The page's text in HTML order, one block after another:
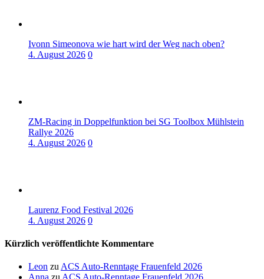
Ivonn Simeonova wie hart wird der Weg nach oben?
4. August 2026 0
ZM-Racing in Doppelfunktion bei SG Toolbox Mühlstein
Rallye 2026
4. August 2026 0
Laurenz Food Festival 2026
4. August 2026 0
Kürzlich veröffentlichte Kommentare
Leon zu ACS Auto-Renntage Frauenfeld 2026